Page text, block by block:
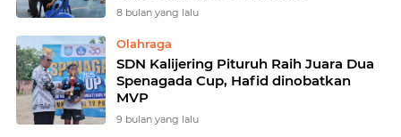
8 bulan yang lalu
Olahraga
SDN Kalijering Pituruh Raih Juara Dua
Spenagada Cup, Hafid dinobatkan
MVP
9 bulan yang lalu